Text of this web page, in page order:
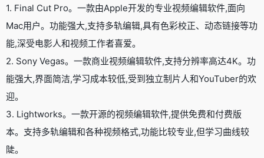
1. Final Cut Pro。一款由Apple开发的专业视频编辑软件,面向
Mac用户。功能强大,支持多轨编辑,具有色彩校正、动态链接等功
能,深受电影人和视频工作者喜爱。
2. Sony Vegas。一款商业视频编辑软件,支持分辨率高达4K。功
能强大,界面简洁,学习成本较低,受到独立制片人和YouTuber的欢
迎。
3. Lightworks。一款开源的视频编辑软件,提供免费和付费版
本。支持多轨编辑和各种视频格式,功能比较专业,但学习曲线较
陡。